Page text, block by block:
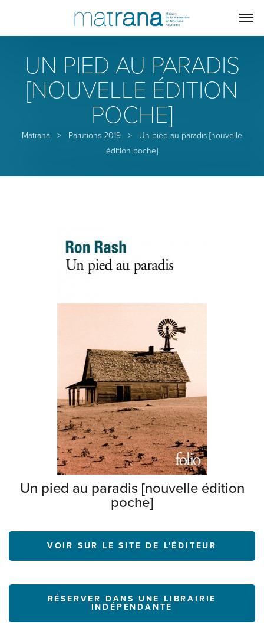
UN PIED AU PARADIS
[NOUVELLE ÉDITION
POCHE]
Matrana > Parutions 2019 >
Un pied au paradis [nouvelle
édition poche]
Un pied au paradis [nouvelle édition
poche]
VOIR SUR LE SITE DE L'ÉDITEUR
RÉSERVER DANS UNE LIBRAIRIE
INDÉPENDANTE